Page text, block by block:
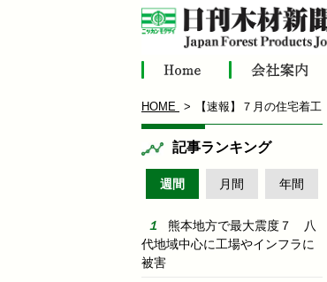
HOME 【速報】７月の住宅着
記事ランキング
週間 月間 年間
熊本地方で最大震度７ 八
代地域中心に工場やインフラに
被害